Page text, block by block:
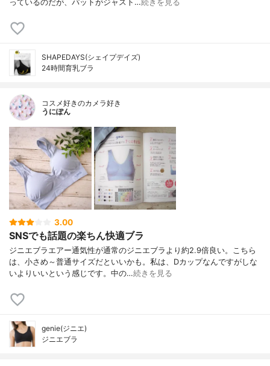
っているのだが、パットがジャスト…続きを見る
SHAPEDAYS(シェイプデイズ)
24時間育乳ブラ
コスメ好きのカメラ好き
うにぽん
3.00
SNSでも話題の楽ちん快適ブラ
ジニエブラエアー通気性が通常のジニエブラより約2.9倍良い。こちら
は、小さめ～普通サイズだといいかも。私は、Dカップなんですがしな
いよりいいという感じです。中の…続きを見る
genie(ジニエ)
ジニエブラ